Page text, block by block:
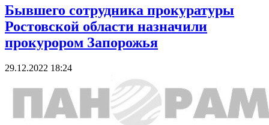
Бывшего сотрудника прокуратуры
Ростовской области назначили
прокурором Запорожья
29.12.2022 18:24